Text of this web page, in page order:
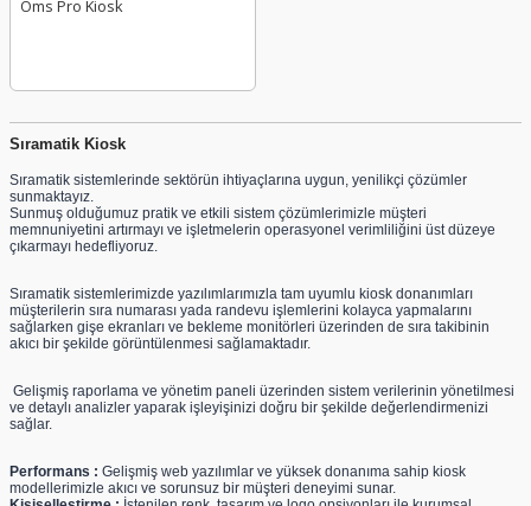
Oms Pro Kiosk
Sıramatik Kiosk
Sıramatik sistemlerinde sektörün ihtiyaçlarına uygun, yenilikçi çözümler
sunmaktayız.
Sunmuş olduğumuz pratik ve etkili sistem çözümlerimizle müşteri
memnuniyetini artırmayı ve işletmelerin operasyonel verimliliğini üst düzeye
çıkarmayı hedefliyoruz.
Sıramatik sistemlerimizde yazılımlarımızla tam uyumlu kiosk donanımları
müşterilerin sıra numarası yada randevu işlemlerini kolayca yapmalarını
sağlarken gişe ekranları ve bekleme monitörleri üzerinden de sıra takibinin
akıcı bir şekilde görüntülenmesi sağlamaktadır.
Gelişmiş raporlama ve yönetim paneli üzerinden sistem verilerinin yönetilmesi
ve detaylı analizler yaparak işleyişinizi doğru bir şekilde değerlendirmenizi
sağlar.
Performans : Gelişmiş web yazılımlar ve yüksek donanıma sahip kiosk
modellerimizle akıcı ve sorunsuz bir müşteri deneyimi sunar.